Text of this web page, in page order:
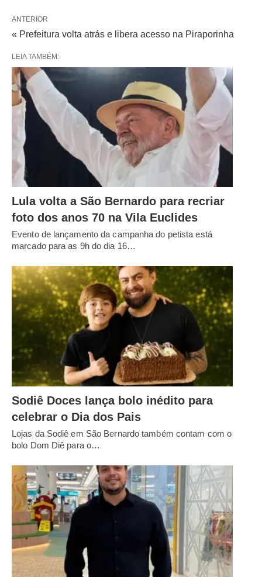
ANTERIOR
« Prefeitura volta atrás e libera acesso na Piraporinha
LEIA TAMBÉM:
Lula volta a São Bernardo para recriar
foto dos anos 70 na Vila Euclides
Evento de lançamento da campanha do petista está
marcado para as 9h do dia 16…
Sodiê Doces lança bolo inédito para
celebrar o Dia dos Pais
Lojas da Sodiê em São Bernardo também contam com o
bolo Dom Diê para o…